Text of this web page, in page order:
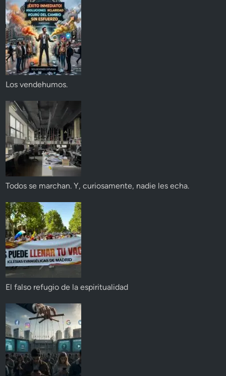
Los vendehumos.
Todos se marchan. Y, curiosamente, nadie les echa.
El falso refugio de la espiritualidad